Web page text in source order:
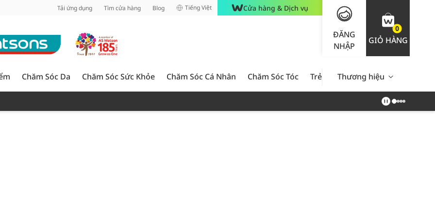
Tải ứng dụng Tìm cửa hàng Blog Tiếng Việt Cửa hàng & Dịch vụ
ĐĂNG
NHẬP
0
GIỎ HÀNG
Chăm Sóc Da Chăm Sóc Sức Khỏe Chăm Sóc Cá Nhân Chăm Sóc Tóc Trẻ Em Nam Giới Chăm Sóc
Thương hiệu